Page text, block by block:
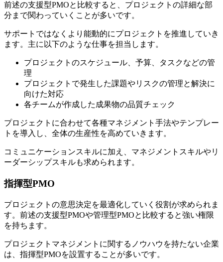
前述の支援型PMOと比較すると、プロジェクトの詳細な部
分まで関わっていくことが多いです。
サポートではなくより能動的にプロジェクトを推進していき
ます。 主に以下のような仕事を担当します。
プロジェクトのスケジュール、予算、タスクなどの管
理
プロジェクトで発生した課題やリスクの管理と解決に
向けた対応
各チームが作成した成果物の品質チェック
プロジェクトに合わせて各種マネジメント手法やテンプレー
トを導入し、全体の生産性を高めていきます。
コミュニケーションスキルに加え、マネジメントスキルやリ
ーダーシップスキルも求められます。
指揮型PMO
プロジェクトの意思決定を最適化していく役割が求められま
す。前述の支援型PMOや管理型PMOと比較すると強い権限
を持ちます。
プロジェクトマネジメントに関するノウハウを持たない企業
は、指揮型PMOを設置することが多いです。